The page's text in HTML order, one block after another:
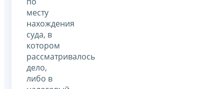
месту
нахождения
суда, в
котором
рассматривалось
дело,
либо в